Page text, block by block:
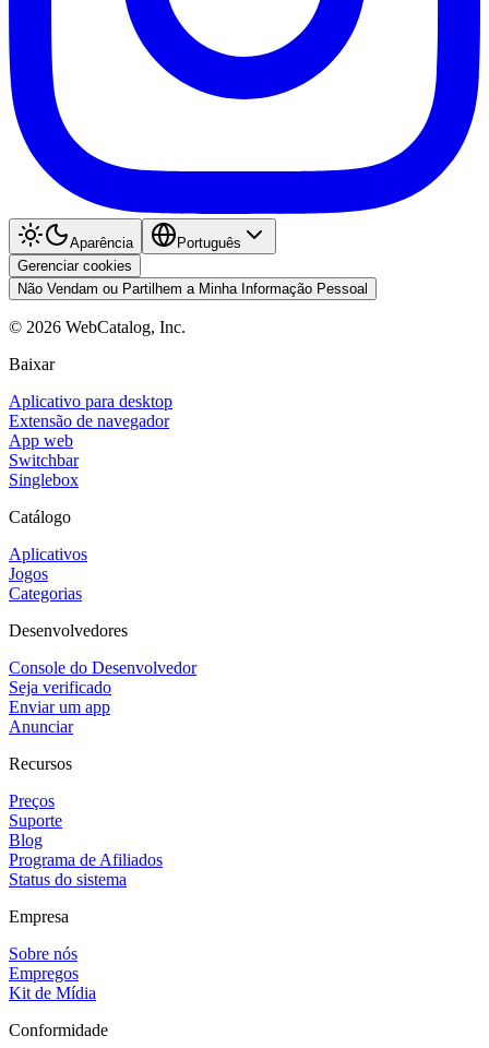
Aparência
Português
Gerenciar cookies
Não Vendam ou Partilhem a Minha Informação Pessoal
© 2026 WebCatalog, Inc.
Baixar
Aplicativo para desktop
Extensão de navegador
App web
Switchbar
Singlebox
Catálogo
Aplicativos
Jogos
Categorias
Desenvolvedores
Console do Desenvolvedor
Seja verificado
Enviar um app
Anunciar
Recursos
Preços
Suporte
Blog
Programa de Afiliados
Status do sistema
Empresa
Sobre nós
Empregos
Kit de Mídia
Conformidade